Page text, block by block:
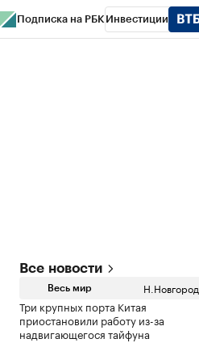
Подписка на РБК Инвестиции
Все новости
Весь мир Н.Новгород
Три крупных порта Китая
приостановили работу из-за
надвигающегося тайфуна